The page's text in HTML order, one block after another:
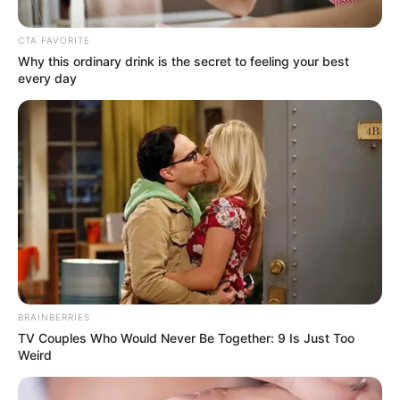
CTA FAVORITE
Why this ordinary drink is the secret to feeling your best
every day
BRAINBERRIES
TV Couples Who Would Never Be Together: 9 Is Just Too
Weird